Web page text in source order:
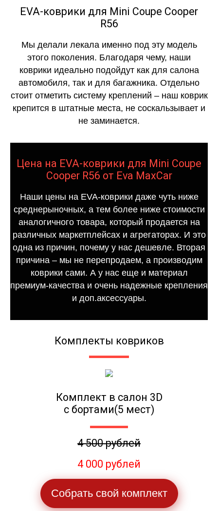
EVA-коврики для Mini Coupe Cooper
R56
Мы делали лекала именно под эту модель
этого поколения. Благодаря чему, наши
коврики идеально подойдут как для салона
автомобиля, так и для багажника. Отдельно
стоит отметить систему креплений – наш коврик
крепится в штатные места, не соскальзывает и
не заминается.
Цена на EVA-коврики для Mini Coupe
Cooper R56 от Eva MaxCar
Наши цены на EVA-коврики даже чуть ниже
среднерыночных, а тем более ниже стоимости
аналогичного товара, который продается на
различных маркетплейсах и агрегаторах. И это
одна из причин, почему у нас дешевле. Вторая
причина – мы не перепродаем, а производим
коврики сами. А у нас еще и материал
премиум-качества и очень надежные крепления
и доп.аксессуары.
Комплекты ковриков
Комплект в салон 3D
с бортами(5 мест)
4 500 рублей
4 000 рублей
Собрать свой комплект